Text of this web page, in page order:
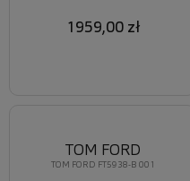
1959,00 zł
TOM FORD FT5938-B 001
TOM FORD